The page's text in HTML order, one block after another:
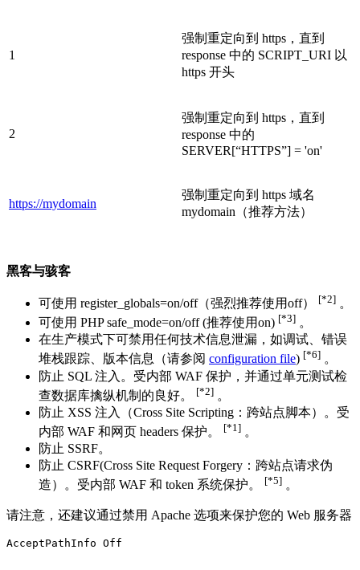
1
强制重定向到 https，直到
response 中的 SCRIPT_URI 以
https 开头
2
强制重定向到 https，直到
response 中的
SERVER[“HTTPS”] = 'on'
https://mydomain
强制重定向到 https 域名
mydomain（推荐方法）
黑客与骇客
可使用 register_globals=on/off（强烈推荐使用off） [*2] 。
可使用 PHP safe_mode=on/off (推荐使用on) [*3] 。
在生产模式下可禁用任何技术信息泄漏，如调试、错误
堆栈跟踪、版本信息（请参阅 configuration file) [*6] 。
防止 SQL 注入。受内部 WAF 保护，并通过单元测试检
查数据库擒纵机制的良好。
[*2] 。
防止 XSS 注入（Cross Site Scripting：跨站点脚本）。受
内部 WAF 和网页 headers 保护。
[*1] 。
防止 SSRF。
防止 CSRF(Cross Site Request Forgery：跨站点请求伪
造）。受内部 WAF 和 token 系统保护。
[*5] 。
请注意，还建议通过禁用 Apache 选项来保护您的 Web 服务器
AcceptPathInfo Off